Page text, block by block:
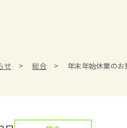
せ 総合 年末年始休業のお